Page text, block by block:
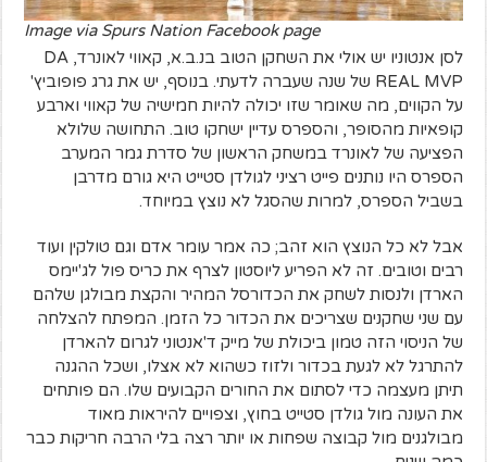
Image via Spurs Nation Facebook page
לסן אנטוניו יש אולי את השחקן הטוב בנ.ב.א, קאווי לאונרד, DA
REAL MVP של שנה שעברה לדעתי. בנוסף, יש את גרג פופוביץ'
על הקווים, מה שאומר שזו יכולה להיות חמישיה של קאווי וארבע
קופאיות מהסופר, והספרס עדיין ישחקו טוב. התחושה שלולא
הפציעה של לאונרד במשחק הראשון של סדרת גמר המערב
הספרס היו נותנים פייט רציני לגולדן סטייט היא גורם מדרבן
בשביל הספרס, למרות שהסגל לא נוצץ במיוחד.
אבל לא כל הנוצץ הוא זהב; כה אמר עומר אדם וגם טולקין ועוד
רבים וטובים. זה לא הפריע ליוסטון לצרף את כריס פול לג'יימס
הארדן ולנסות לשחק את הכדורסל המהיר והקצת מבולגן שלהם
עם שני שחקנים שצריכים את הכדור כל הזמן. המפתח להצלחה
של הניסוי הזה טמון ביכולת של מייק ד'אנטוני לגרום להארדן
להתרגל לא לגעת בכדור ולזוז כשהוא לא אצלו, ושכל ההגנה
תיתן מעצמה כדי לסתום את החורים הקבועים שלו. הם פותחים
את העונה מול גולדן סטייט בחוץ, וצפויים להיראות מאוד
מבולגנים מול קבוצה שפחות או יותר רצה בלי הרבה חריקות כבר